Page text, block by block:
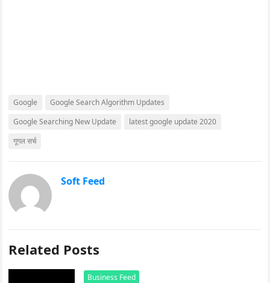
Google
Google Search Algorithm Updates
Google Searching New Update
latest google update 2020
गूगल सर्च
Soft Feed
Related Posts
Business Feed